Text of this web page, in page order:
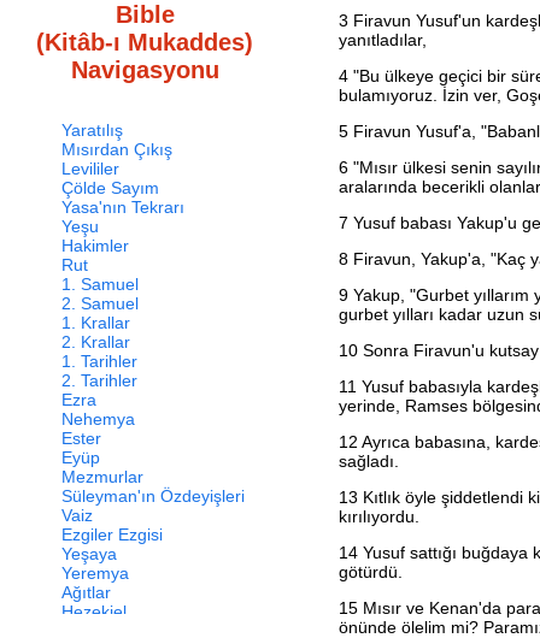
Bible
(Kitâb-ı Mukaddes)
Navigasyonu
Yaratılış
Mısırdan Çıkış
Levililer
Çölde Sayım
Yasa'nın Tekrarı
Yeşu
Hakimler
Rut
1. Samuel
2. Samuel
1. Krallar
2. Krallar
1. Tarihler
2. Tarihler
Ezra
Nehemya
Ester
Eyüp
Mezmurlar
Süleyman'ın Özdeyişleri
Vaiz
Ezgiler Ezgisi
Yeşaya
Yeremya
Ağıtlar
Hezekiel
3 Firavun Yusuf'un
yanıtladılar,
4 "Bu ülkeye geçici bir
bulamıyoruz. İzin ver,
5 Firavun Yusuf'a,
6 "Mısır ülkesi senin
aralarında becerikli
7 Yusuf babası Yakup'u
8 Firavun, Yakup'a, "Kaç
9 Yakup, "Gurbet yıllarım
gurbet yılları kadar uzun
10 Sonra Firavun'u
11 Yusuf babasıyla
yerinde, Ramses
12 Ayrıca babasına,
sağladı.
13 Kıtlık öyle şiddetlendi
kırılıyordu.
14 Yusuf sattığı buğdaya
götürdü.
15 Mısır ve Kenan'da
önünde ölelim mi?